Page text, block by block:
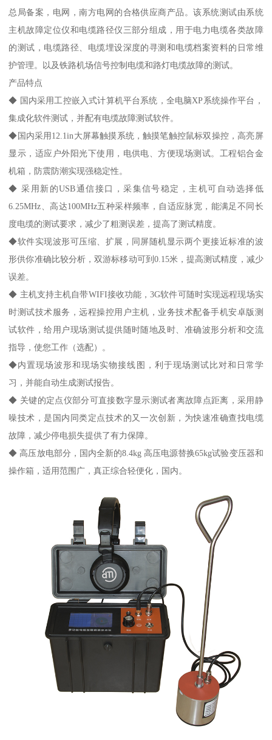
总局备案，电网，南方电网的合格供应商产品。该系统测试由系统
主机故障定位仪和电缆路径仪三部分组成，用于电力电缆各类故障
的测试，电缆路径、电缆埋设深度的寻测和电缆档案资料的日常维
护管理。以及铁路机场信号控制电缆和路灯电缆故障的测试。
产品特点
◆ 国内采用工控嵌入式计算机平台系统，全电脑XP系统操作平台，
集成化软件测试，并配有电缆故障测试软件。
◆国内采用12.1in大屏幕触摸系统，触摸笔触控鼠标双操控，高亮屏
显示，适应户外阳光下使用，电供电、方便现场测试。工程铝合金
机箱，防震防潮实现强稳定性。
◆ 采用新的USB通信接口，采集信号稳定，主机可自动选择低
6.25MHz、高达100MHz五种采样频率，自适应脉宽，能满足不同长
度电缆的测试要求，减少了粗测误差，提高了测试精度。
◆软件实现波形可压缩、扩展，同屏随机显示两个更接近标准的波
形供你准确比较分析，双游标移动可到0.15米，提高测试精度，减少
误差。
◆ 主机支持主机自带WIFI接收功能，3G软件可随时实现远程现场实
时测试技术服务，远程操控用户主机，业务技术配备手机安卓版测
试软件，给用户现场测试提供随时随地及时、准确波形分析和交流
指导，使您工作（选配）。
◆内置现场波形和现场实物接线图，利于现场测试比对和日常学
习，并能自动生成测试报告。
◆ 关键的定点仪部分可直接数字显示测试者离故障点距离，采用静
噪技术，是国内同类定点技术的又一次创新，为快速准确查找电缆
故障，减少停电损失提供了有力保障。
◆ 高压放电部分，国内全新的8.4kg 高压电源替换65kg试验变压器和
操作箱，适用范围广，真正综合轻便化，国内。